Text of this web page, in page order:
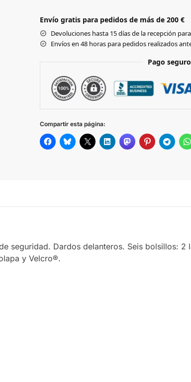
Black
NAVY
GREY
COBALT
Envío gratis para pedidos de más de 200 €
Devoluciones hasta 15 días de la recepción
Envíos en 48 horas para pedidos realizados
Pago seguro
Compartir esta página:
seguridad. Dardos delanteros. Seis bolsillos: 2
y Velcro®.